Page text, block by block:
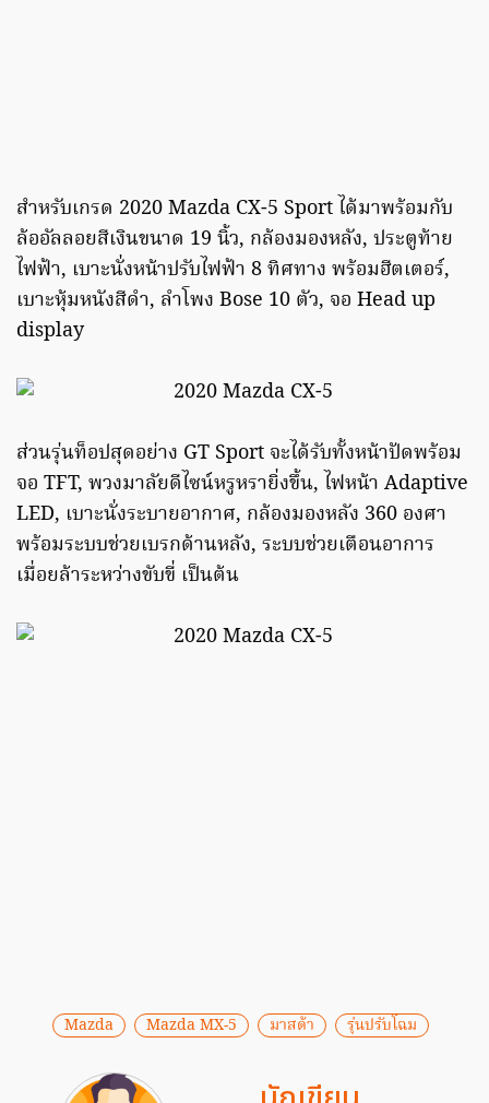
สำหรับเกรด 2020 Mazda CX-5 Sport ได้มาพร้อมกับ
ล้ออัลลอยสีเงินขนาด 19 นิ้ว, กล้องมองหลัง, ประตูท้าย
ไฟฟ้า, เบาะนั่งหน้าปรับไฟฟ้า 8 ทิศทาง พร้อมฮีตเตอร์,
เบาะหุ้มหนังสีดำ, ลำโพง Bose 10 ตัว, จอ Head up
display
ส่วนรุ่นท็อปสุดอย่าง GT Sport จะได้รับทั้งหน้าปัดพร้อม
จอ TFT, พวงมาลัยดีไซน์หรูหรายิ่งขึ้น, ไฟหน้า Adaptive
LED, เบาะนั่งระบายอากาศ, กล้องมองหลัง 360 องศา
พร้อมระบบช่วยเบรกด้านหลัง, ระบบช่วยเตือนอาการ
เมื่อยล้าระหว่างขับขี่ เป็นต้น
Mazda Mazda MX-5 มาสด้า รุ่นปรับโฉม